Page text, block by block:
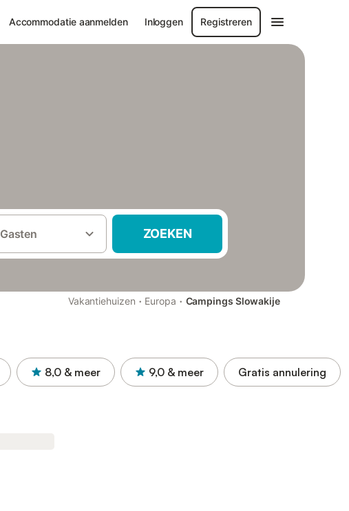
Accommodatie aanmelden Inloggen Registreren
Gasten ZOEKEN
Vakantiehuizen · Europa · Campings Slowakije
8,0 & meer 9,0 & meer Gratis annulering